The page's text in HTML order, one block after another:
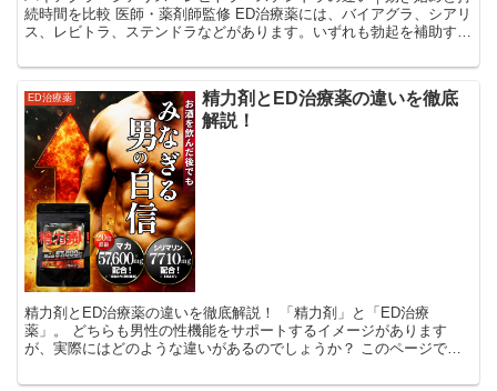
続時間を比較 医師・薬剤師監修 ED治療薬には、バイアグラ、シアリ
ス、レビトラ、ステンドラなどがあります。いずれも勃起を補助する
ED治療薬
精力剤とED治療薬の違いを徹底
解説！
精力剤とED治療薬の違いを徹底解説！ 「精力剤」と「ED治療
薬」。 どちらも男性の性機能をサポートするイメージがあります
が、実際にはどのような違いがあるのでしょうか？ このページで